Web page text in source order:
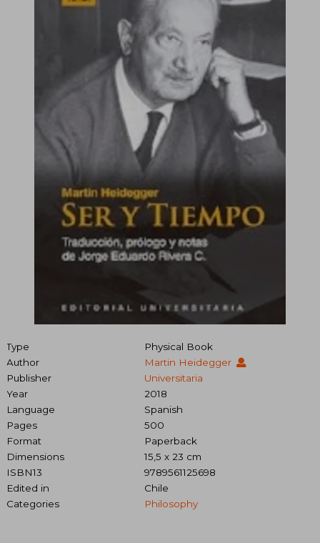
Type
Physical Book
Author
Martin Heidegger
Publisher
Universitaria
Year
2018
Language
Spanish
Pages
500
Format
Paperback
Dimensions
15,5 x 23 cm
ISBN13
9789561125698
Edited in
Chile
Categories
Philosophy